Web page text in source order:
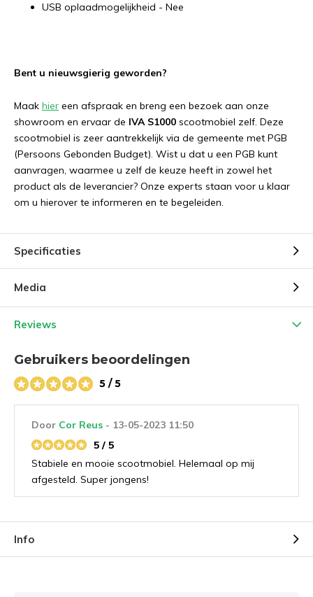
USB oplaadmogelijkheid - Nee
Bent u nieuwsgierig geworden?
Maak hier een afspraak en breng een bezoek aan onze
showroom en ervaar de IVA S1000 scootmobiel zelf. Deze
scootmobiel is zeer aantrekkelijk via de gemeente met PGB
(Persoons Gebonden Budget). Wist u dat u een PGB kunt
aanvragen, waarmee u zelf de keuze heeft in zowel het
product als de leverancier? Onze experts staan voor u klaar
om u hierover te informeren en te begeleiden.
Specificaties
Media
Reviews
Gebruikers beoordelingen
5 / 5
Door Cor Reus - 13-05-2023 11:50
5 / 5
Stabiele en mooie scootmobiel. Helemaal op mij
afgesteld. Super jongens!
Info
Demonstratie/Advies
Demonstratie/Advies
Uitproberen in de
winkel
Naam*